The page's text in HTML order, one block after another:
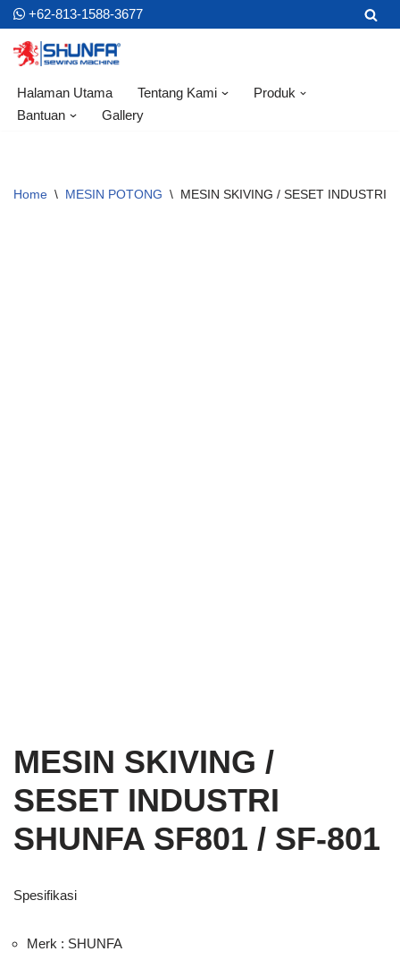
Skip
to
content
+62-813-1588-3677
Halaman Utama Tentang Kami
Produk
Bantuan
Gallery
Home \ MESIN POTONG \ MESIN SKIVING / SESET INDUSTRI
MESIN SKIVING /
SESET INDUSTRI
SHUNFA SF801 / SF-801
Spesifikasi
Merk : SHUNFA